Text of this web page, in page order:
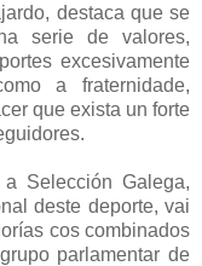
destaca que se
serie de valores,
excesivamente
a fraternidade,
que exista un forte
Selección Galega,
deste deporte, vai
cos combinados
parlamentar de